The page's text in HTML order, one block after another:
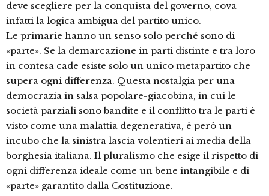
deve scegliere per la conquista del governo, cova
infatti la logica ambigua del partito unico.
Le primarie hanno un senso solo perché sono di
«parte». Se la demarcazione in parti distinte e tra loro
in contesa cade esiste solo un unico metapartito che
supera ogni differenza. Questa nostalgia per una
democrazia in salsa popolare-giacobina, in cui le
società parziali sono bandite e il conflitto tra le parti è
visto come una malattia degenerativa, è però un
incubo che la sinistra lascia volentieri ai media della
borghesia italiana. Il pluralismo che esige il rispetto di
ogni differenza ideale come un bene intangibile e di
«parte» garantito dalla Costituzione.